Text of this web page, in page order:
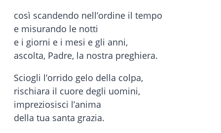
così scandendo nell’ordine il tempo
e misurando le notti
e i giorni e i mesi e gli anni,
ascolta, Padre, la nostra preghiera.
Sciogli l’orrido gelo della colpa,
rischiara il cuore degli uomini,
impreziosisci l’anima
della tua santa grazia.